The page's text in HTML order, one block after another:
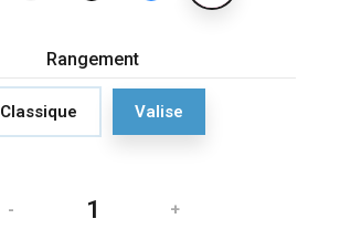
Rangement
Classique Valise
- +